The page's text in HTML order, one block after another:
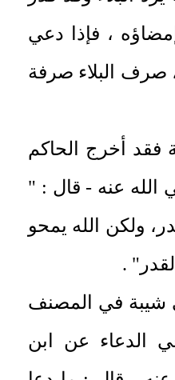
، فإذا دعي
صرف البلاء صرفة
فقد أخرج الحاكم
عنه - قال : "
ولكن الله يمحو
.
شيبة في المصنف
الدعاء عن ابن